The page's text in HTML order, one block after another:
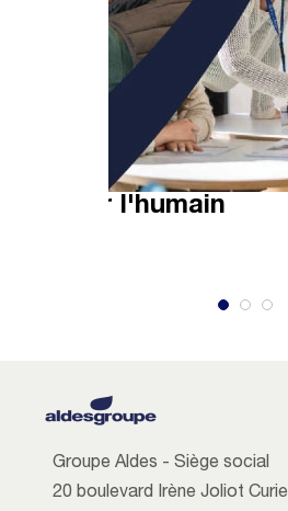
pour l'humain
Groupe Aldes - Siège social
20 boulevard Irène Joliot Curie